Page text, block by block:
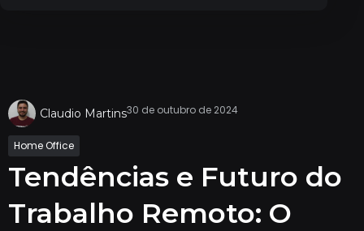
Claudio Martins30 de outubro de 2024
Home Office
Tendências e Futuro do
Trabalho Remoto: O